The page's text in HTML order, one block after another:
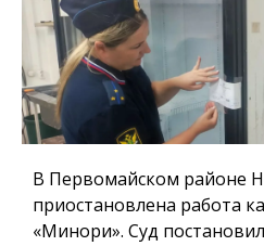
В Первомайском районе
приостановлена работа
«Минори». Суд